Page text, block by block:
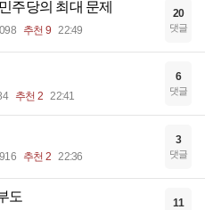
주당의 최대 문제
추천 9 22:49
20
댓글
추천 2 22:41
6
댓글
추천 2 22:36
3
댓글
도 11